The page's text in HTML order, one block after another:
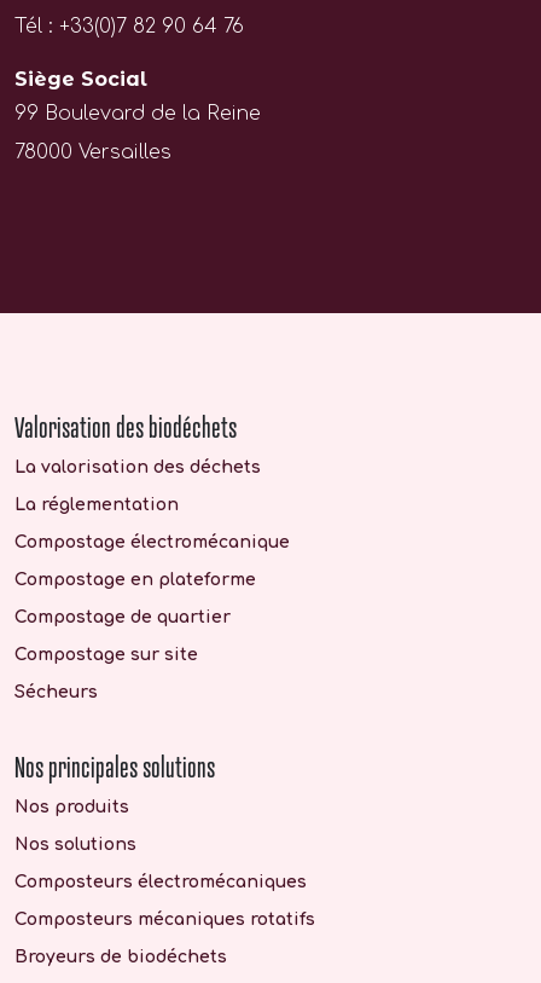
Tél : +33(0)7 82 90 64 76
Siège Social
99 Boulevard de la Reine
78000 Versailles
Valorisation des biodéchets
La valorisation des déchets
La réglementation
Compostage électromécanique
Compostage en plateforme
Compostage de quartier
Compostage sur site
Sécheurs
Nos principales solutions
Nos produits
Nos solutions
Composteurs électromécaniques
Composteurs mécaniques rotatifs
Broyeurs de biodéchets